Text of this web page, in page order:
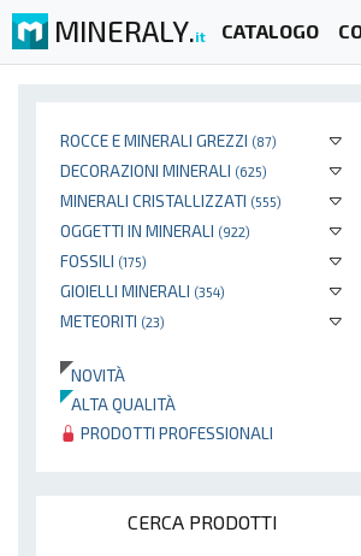
MINERALY.it CATALOGO
ROCCE E MINERALI GREZZI (87)
DECORAZIONI MINERALI (625)
MINERALI CRISTALLIZZATI (555)
OGGETTI IN MINERALI (922)
FOSSILI (175)
GIOIELLI MINERALI (354)
METEORITI (23)
NOVITÀ
ALTA QUALITÀ
PRODOTTI PROFESSIONALI
CERCA PRODOTTI